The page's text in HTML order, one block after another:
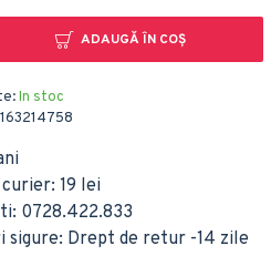
In stoc
163214758
ADAUGĂ ÎN COŞ
19 lei
0728.422.833
sigure: Drept de retur -14 zile